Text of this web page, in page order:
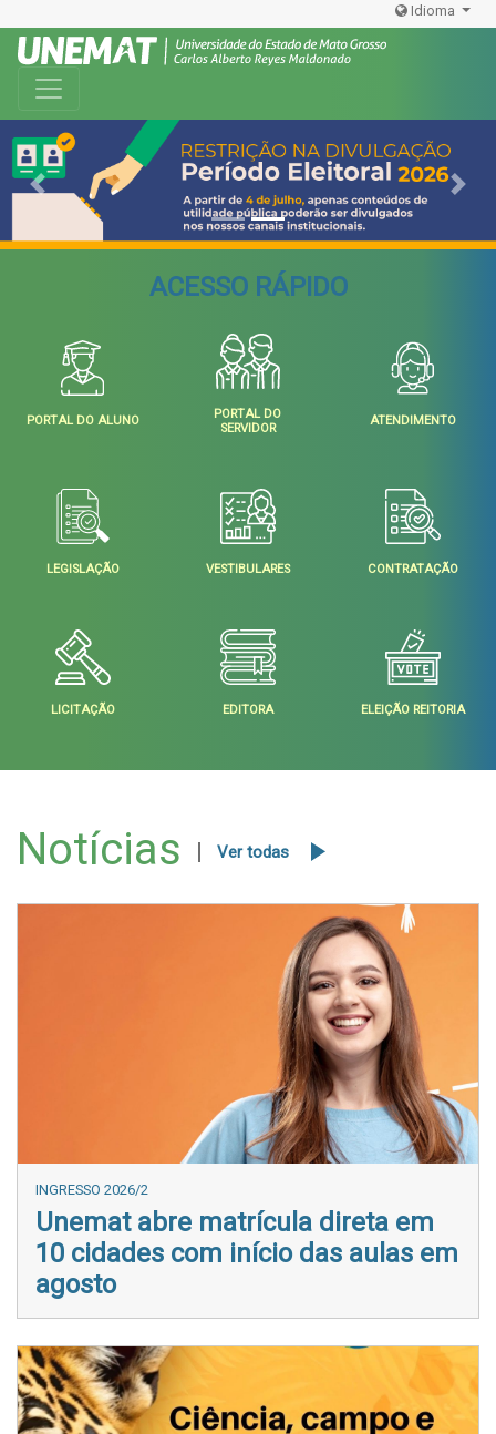
Idioma
Toggle navigation
Previous Next
ACESSO RÁPIDO
PORTAL DO ALUNO
PORTAL DO
SERVIDOR
ATENDIMENTO
LEGISLAÇÃO VESTIBULARES CONTRATAÇÃO
LICITAÇÃO EDITORA ELEIÇÃO REITORIA
Notícias Ver todas
INGRESSO 2026/2
Unemat abre matrícula direta em
10 cidades com início das aulas em
agosto